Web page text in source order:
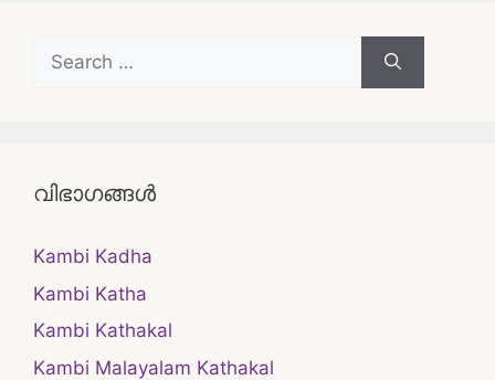
Search
for:
വിഭാഗങ്ങൾ
Kambi Kadha
Kambi Katha
Kambi Kathakal
Kambi Malayalam Kathakal